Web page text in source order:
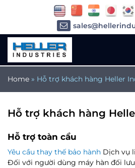
Home » Hỗ trợ khách hàng Heller
Hỗ trợ khách hàng
Hỗ trợ toàn cầu
Yêu cầu thay thế bảo hành Dịch vụ
Đối với người dùng máy hàn đối